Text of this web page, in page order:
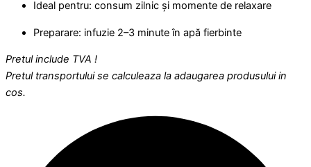
Ideal pentru: consum zilnic și momente de relaxare
Preparare: infuzie 2–3 minute în apă fierbinte
Pretul include TVA !
Pretul transportului se calculeaza la adaugarea produsului in
cos.